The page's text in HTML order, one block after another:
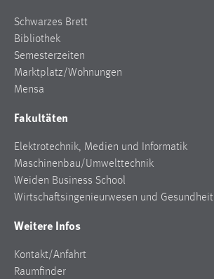
Schwarzes Brett
Bibliothek
Semesterzeiten
Marktplatz/Wohnungen
Mensa
Fakultäten
Elektrotechnik, Medien und Informatik
Maschinenbau/Umwelttechnik
Weiden Business School
Wirtschaftsingenieurwesen und Gesundheit
Weitere Infos
Kontakt/Anfahrt
Raumfinder